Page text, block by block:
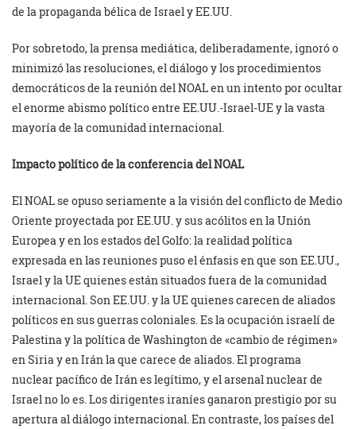
de la propaganda bélica de Israel y EE.UU.
Por sobretodo, la prensa mediática, deliberadamente, ignoró o
minimizó las resoluciones, el diálogo y los procedimientos
democráticos de la reunión del NOAL en un intento por ocultar
el enorme abismo político entre EE.UU.-Israel-UE y la vasta
mayoría de la comunidad internacional.
Impacto político de la conferencia del NOAL
El NOAL se opuso seriamente a la visión del conflicto de Medio
Oriente proyectada por EE.UU. y sus acólitos en la Unión
Europea y en los estados del Golfo: la realidad política
expresada en las reuniones puso el énfasis en que son EE.UU.,
Israel y la UE quienes están situados fuera de la comunidad
internacional. Son EE.UU. y la UE quienes carecen de aliados
políticos en sus guerras coloniales. Es la ocupación israelí de
Palestina y la política de Washington de «cambio de régimen»
en Siria y en Irán la que carece de aliados. El programa
nuclear pacífico de Irán es legítimo, y el arsenal nuclear de
Israel no lo es. Los dirigentes iraníes ganaron prestigio por su
apertura al diálogo internacional. En contraste, los países del